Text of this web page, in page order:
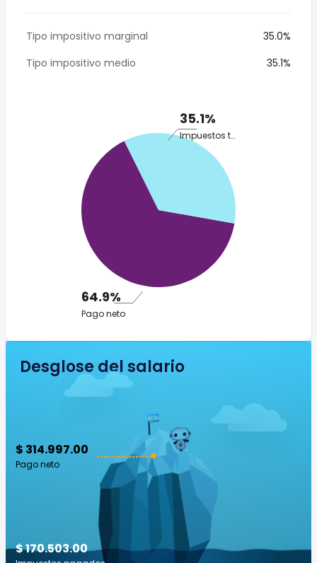
Tipo impositivo marginal
35.0%
Tipo impositivo medio
35.1%
35.1%
Impuestos totales
64.9%
Pago neto
Desglose del salario
$ 314.997.00
Pago neto
$ 170.503.00